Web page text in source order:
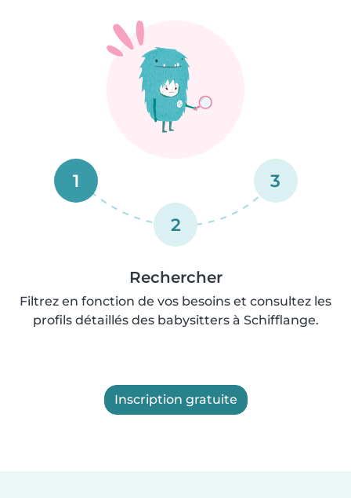
1
2
3
Rechercher
Filtrez en fonction de vos besoins et consultez les
profils détaillés des babysitters à Schifflange.
Inscription gratuite